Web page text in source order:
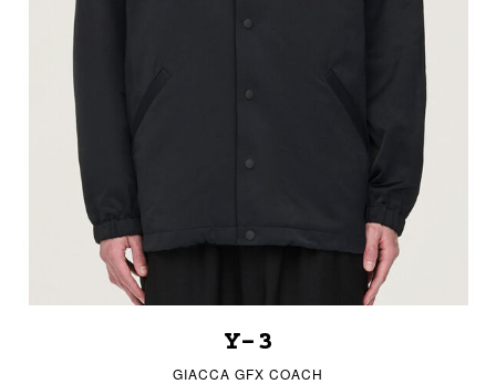
Y-3
GIACCA GFX COACH